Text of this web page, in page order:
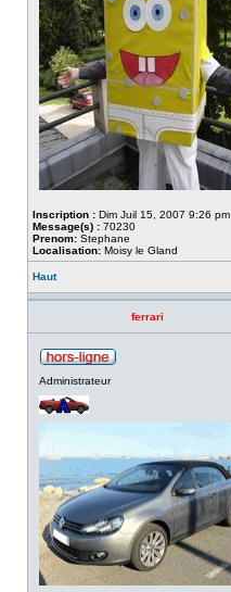
Inscription : Dim Juil 15, 2007 9:26 pm
Message(s) : 70230
Prenom: Stephane
Localisation: Moisy le Gland
Haut
ferrari
Administrateur